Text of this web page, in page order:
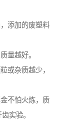
添加的废塑料
量越好。
或杂质越少，
不怕火炼，质
实验。